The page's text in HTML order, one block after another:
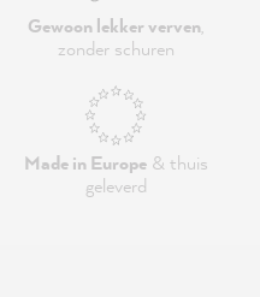
Gewoon lekker verven,
zonder schuren
Made in Europe& thuis
geleverd